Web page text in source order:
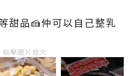
甜品🍰仲可以自己整乳
點擊圖片放大